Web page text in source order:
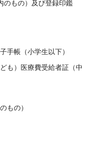
のもの）及び登録印鑑
手帳（小学生以下）
も）医療費受給者証（中
もの）